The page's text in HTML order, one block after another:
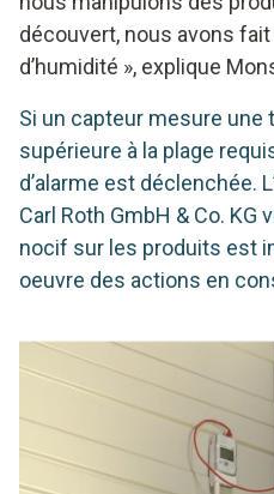
découvert, nous avons
d’humidité », explique
Si un capteur mesure
supérieure à la plage
d’alarme est déclenchée.
Carl Roth GmbH & Co.
nocif sur les produits est
oeuvre des actions en